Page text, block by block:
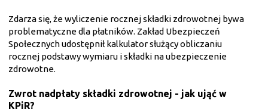
Zdarza się, że wyliczenie rocznej składki zdrowotnej bywa
problematyczne dla płatników. Zakład Ubezpieczeń
Społecznych udostępnił kalkulator służący obliczaniu
rocznej podstawy wymiaru i składki na ubezpieczenie
zdrowotne.
Zwrot nadpłaty składki zdrowotnej - jak ująć w
KPiR?